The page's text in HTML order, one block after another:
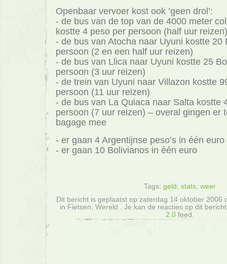
Openbaar vervoer kost ook ’geen drol’:
- de bus van de top van de 4000 meter
kostte 4 peso per persoon (half uur reizen)
- de bus van Atocha naar Uyuni kostte 20
persoon (2 en een half uur reizen)
- de bus van Llica naar Uyuni kostte 25
persoon (3 uur reizen)
- de trein van Uyuni naar Villazon kostte
persoon (11 uur reizen)
- de bus van La Quiaca naar Salta kostte
persoon (7 uur reizen) – overal gingen er
bagage mee
- er gaan 4 Argentijnse peso’s in één euro
- er gaan 10 Bolivianos in één euro
Tags: geld , stats, weer
Dit bericht is geplaatst op zaterdag 14 oktober 2006
in Fietsen, Wereld . Je kan de reacties op dit
2.0 feed.